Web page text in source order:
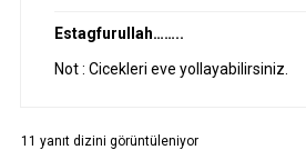
Estagfurullah……..
Not : Cicekleri eve yollayabilirsiniz.
11 yanıt dizini görüntüleniyor